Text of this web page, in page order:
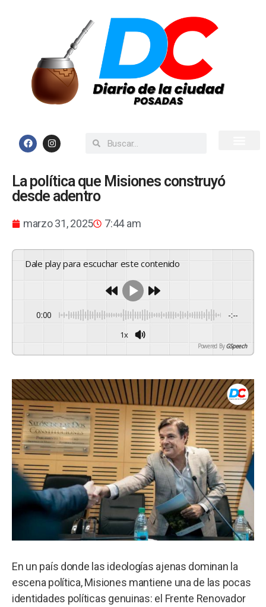
La política que Misiones construyó
desde adentro
marzo 31, 2025 7:44 am
Dale play para escuchar este contenido
0:00 -:--
1x
Powered By GSpeech
En un país donde las ideologías ajenas dominan la
escena política, Misiones mantiene una de las pocas
identidades políticas genuinas: el Frente Renovador